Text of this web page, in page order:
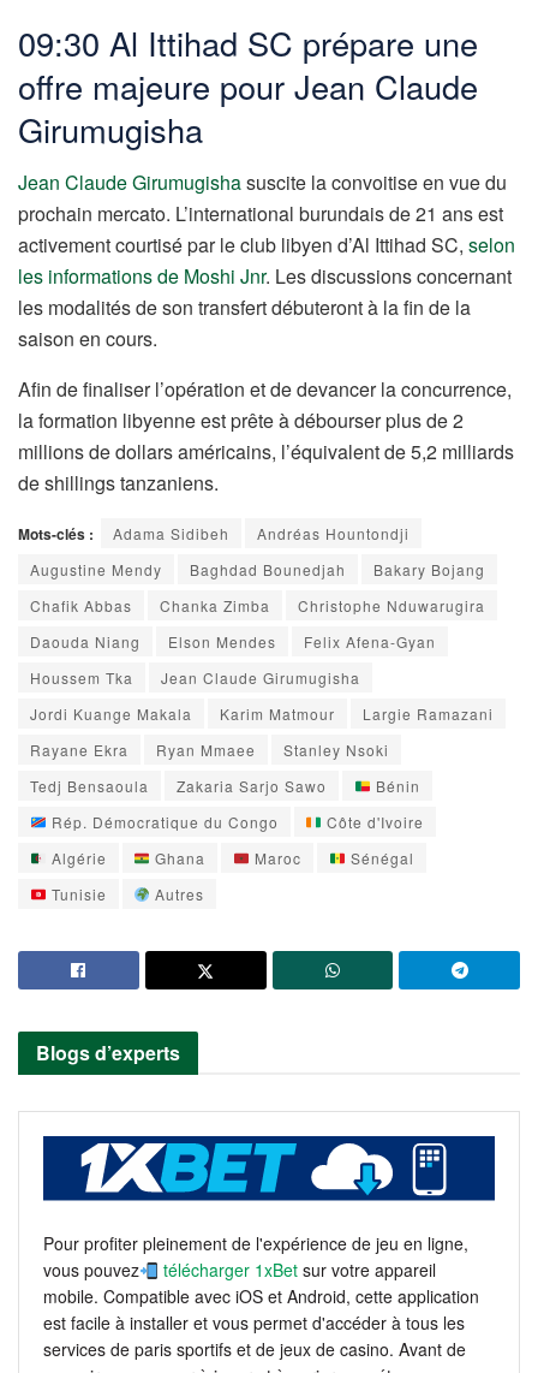
09:30 Al Ittihad SC prépare une
offre majeure pour Jean Claude
Girumugisha
Jean Claude Girumugishasuscite la convoitise en vue du
prochain mercato. L’international burundais de 21 ans est
activement courtisé par le club libyen d’Al Ittihad SC, selon
les informations de Moshi Jnr. Les discussions concernant
les modalités de son transfert débuteront à la fin de la
saison en cours.
Afin de finaliser l’opération et de devancer la concurrence,
la formation libyenne est prête à débourser plus de 2
millions de dollars américains, l’équivalent de 5,2 milliards
de shillings tanzaniens.
Mots-clés : Adama Sidibeh
Andréas Hountondji
Augustine Mendy
Baghdad Bounedjah
Bakary Bojang
Chafik Abbas
Chanka Zimba
Christophe Nduwarugira
Daouda Niang
Elson Mendes
Felix Afena-Gyan
Houssem Tka
Jean Claude Girumugisha
Jordi Kuange Makala
Karim Matmour
Largie Ramazani
Rayane Ekra
Ryan Mmaee
Stanley Nsoki
Tedj Bensaoula
Zakaria Sarjo Sawo
Bénin
Rép. Démocratique du Congo
Côte d'Ivoire
Algérie
Ghana Maroc
Sénégal
Tunisie
Autres
Blogs d’experts
Pour profiter pleinement de l'expérience de jeu en ligne,
vous pouvez
télécharger 1xBet sur votre appareil
mobile. Compatible avec iOS et Android, cette application
est facile à installer et vous permet d'accéder à tous les
services de paris sportifs et de jeux de casino. Avant de